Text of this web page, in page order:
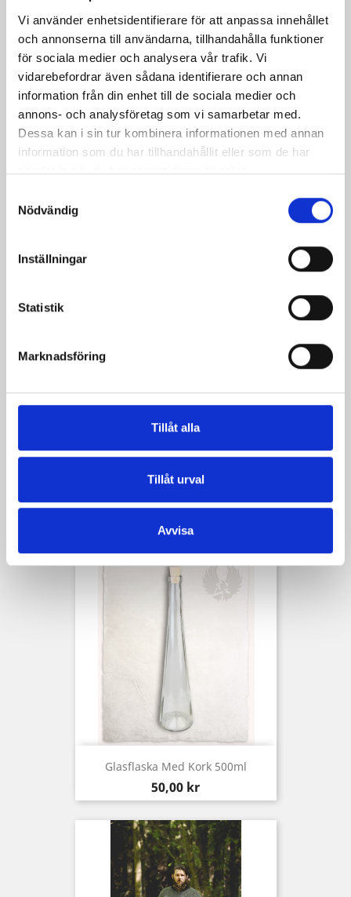
Vi använder enhetsidentifierare för att anpassa innehållet
och annonserna till användarna, tillhandahålla funktioner
för sociala medier och analysera vår trafik. Vi
vidarebefordrar även sådana identifierare och annan
information från din enhet till de sociala medier och
annons- och analysföretag som vi samarbetar med.
Dessa kan i sin tur kombinera informationen med annan
information som du har tillhandahållit eller som de har
samlat in när du har använt deras tjänster.
Nödvändig
Inställningar
Statistik
Marknadsföring
Tillåt alla
Tillåt urval
Avvisa
Glasflaska Med Kork 500ml
Pris
50,00 kr